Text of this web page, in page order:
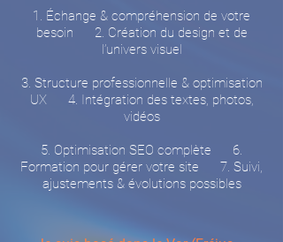
1. Échange & compréhension de votre
besoin 2. Création du design et de
l’univers visuel
3. Structure professionnelle & optimisation
UX 4. Intégration des textes, photos,
vidéos
5. Optimisation SEO complète 6.
Formation pour gérer votre site 7. Suivi,
ajustements & évolutions possibles